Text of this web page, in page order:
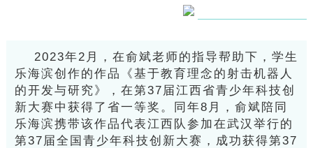
2023年2月，在俞斌老师的指导帮助下，学生
乐海滨创作的作品《基于教育理念的射击机器人
的开发与研究》，在第37届江西省青少年科技创
新大赛中获得了省一等奖。同年8月，俞斌陪同
乐海滨携带该作品代表江西队参加在武汉举行的
第37届全国青少年科技创新大赛，成功获得第37